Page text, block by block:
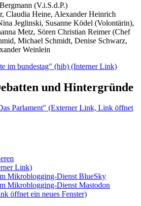
(V.i.S.d.P.)
Claudia Heine, Alexander Heinrich
Jeglinski, Susanne Ködel (Volontärin),
Metz, Sören Christian Reimer (Chef
Michael Schmidt, Denise Schwarz,
Weinlein
im bundestag" (hib) (Interner Link)
und Hintergründe
Parlament" (Externer Link, Link öffnet
Link)
Mikroblogging-Dienst BlueSky
Mikroblogging-Dienst Mastodon
öffnet ein neues Fenster)